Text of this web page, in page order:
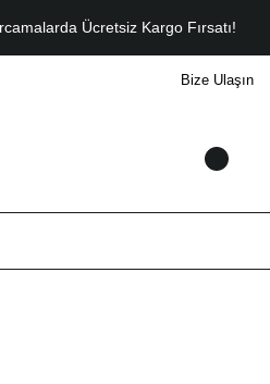
Ücretsiz Kargo Fırsatı!
Bize Ulaşın